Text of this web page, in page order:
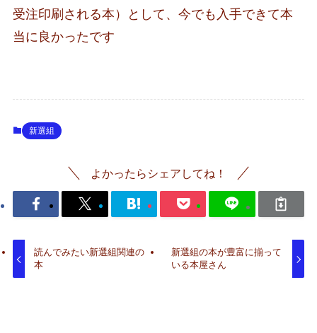
受注印刷される本）として、今でも入手できて本
当に良かったです
新選組
よかったらシェアしてね！
読んでみたい新選組関連の
本
新選組の本が豊富に揃って
いる本屋さん